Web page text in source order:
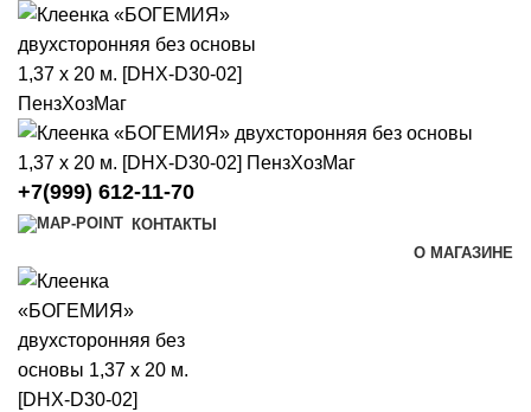
+7(999) 612-11-70
КОНТАКТЫ
О МАГАЗИНЕ